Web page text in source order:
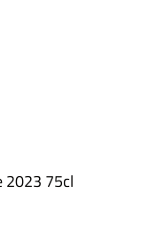
2023 75cl